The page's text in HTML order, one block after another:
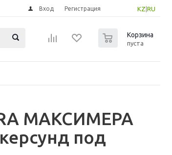
KZ RU
Вход Регистрация
Корзина
пуста
МАКСИМЕРА
под